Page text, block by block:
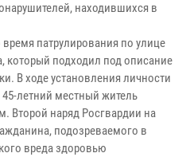
находившихся в
патрулирования по улице
который подходил под описание
В ходе установления личности
летний местный житель
Второй наряд Росгвардии на
подозреваемого в
вреда здоровью